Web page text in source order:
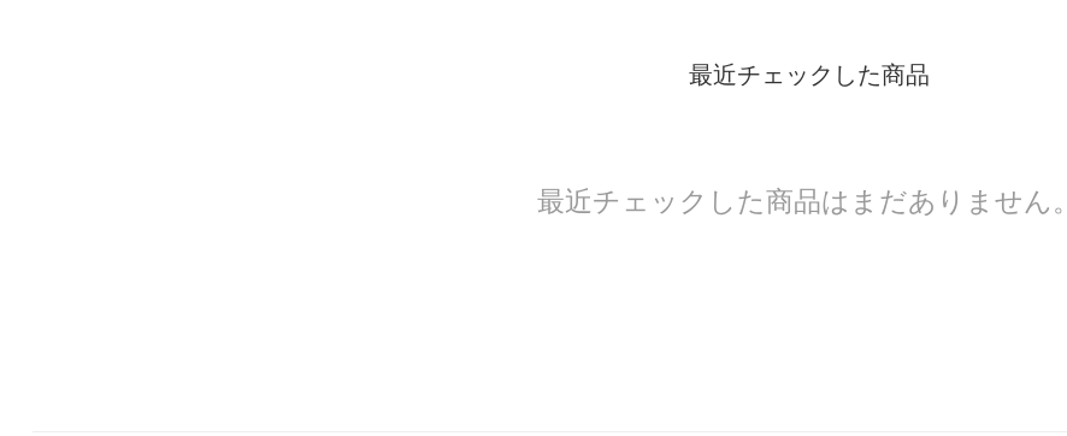
最近チェックした商品
最近チェックした商品はまだありません。